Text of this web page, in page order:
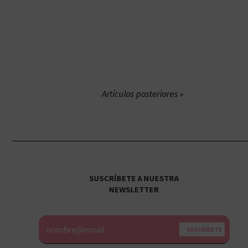
Artículos posteriores
SUSCRÍBETE A NUESTRA
NEWSLETTER
Alternative: